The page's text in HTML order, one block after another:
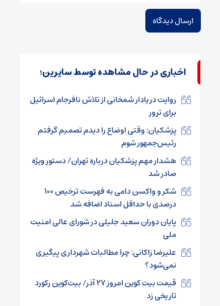
اخباری در حال مشاهده توسط سایرین؛
روایت دریادار شمخانی از تلاش نافرجام اسرائیل
برای ترور
پزشکیان: وقتی اوضاع را دیدم تصمیم گرفتم
رئیس‌جمهور شوم
هشدار مهم پزشکیان درباره تهران/ دستور ویژه
صادر شد
شکر و واکسن دامی به فهرست ترخیص ۱۰۰
درصدی با حداقل اسناد اضافه شد
پایان دوران سعید جلیلی در شورای عالی امنیت
ملی
علیرضا زاکانی: چرا مطالبات شهرداری پیگیری
نمی‌شود؟
قیمت بیت کوین امروز ۲۷ آذر/ بیت‌کوین رکورد
تاریخی زد